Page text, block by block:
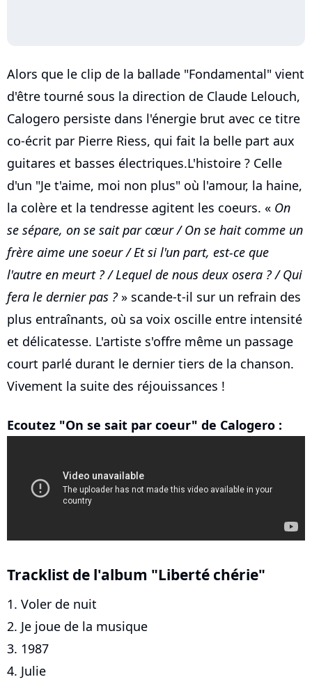
Alors que le clip de la ballade "Fondamental" vient
d'être tourné sous la direction de Claude Lelouch,
Calogero persiste dans l'énergie brut avec ce titre
co-écrit par Pierre Riess, qui fait la belle part aux
guitares et basses électriques.L'histoire ? Celle
d'un "Je t'aime, moi non plus" où l'amour, la haine,
la colère et la tendresse agitent les coeurs. « On
se sépare, on se sait par cœur / On se hait comme un
frère aime une soeur / Et si l'un part, est-ce que
l'autre en meurt ? / Lequel de nous deux osera ? / Qui
fera le dernier pas ?» scande-t-il sur un refrain des
plus entraînants, où sa voix oscille entre intensité
et délicatesse. L'artiste s'offre même un passage
court parlé durant le dernier tiers de la chanson.
Vivement la suite des réjouissances !
Ecoutez "On se sait par coeur" de Calogero :
Tracklist de l'album "Liberté chérie"
1. Voler de nuit
2. Je joue de la musique
3. 1987
4. Julie